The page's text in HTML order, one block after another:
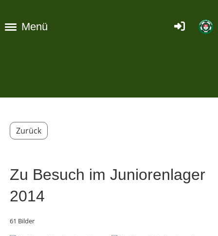
Menü
Zurück
Zu Besuch im Juniorenlager
2014
61 Bilder